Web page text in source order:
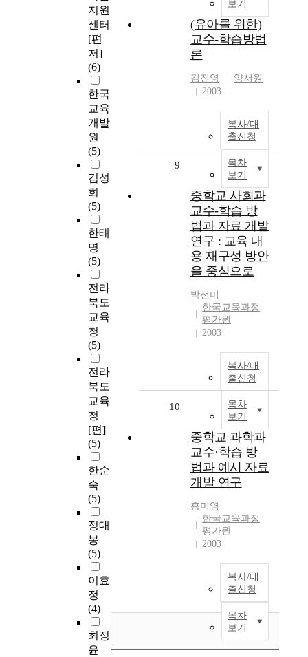
지원
센터
[편
저]
(6)
한국
교육
개발
원
(5)
김성
희
(5)
한태
명
(5)
전라
북도
교육
청
(5)
전라
북도
교육
청
[편]
(5)
한순
숙
(5)
정대
봉
(5)
이효
정
(4)
최정
윤
보기
(유아를 위한)
교수-학습방법
론
김진영
양서원
2003
복사/대
출신청
목차
보기
9
중학교 사회과
교수-학습 방
법과 자료 개발
연구 : 교육 내
용 재구성 방안
을 중심으로
박선미
한국교육과정
평가원
2003
복사/대
출신청
목차
보기
10
중학교 과학과
교수·학습 방
법과 예시 자료
개발 연구
홍미영
한국교육과정
평가원
2003
복사/대
출신청
목차
보기